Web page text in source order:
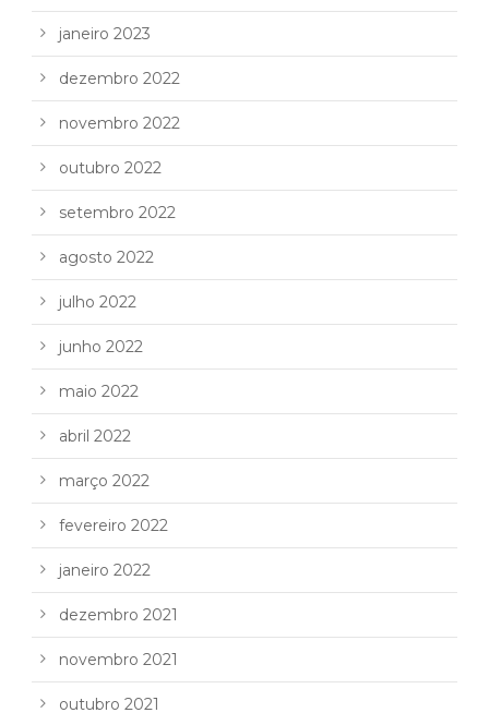
janeiro 2023
dezembro 2022
novembro 2022
outubro 2022
setembro 2022
agosto 2022
julho 2022
junho 2022
maio 2022
abril 2022
março 2022
fevereiro 2022
janeiro 2022
dezembro 2021
novembro 2021
outubro 2021